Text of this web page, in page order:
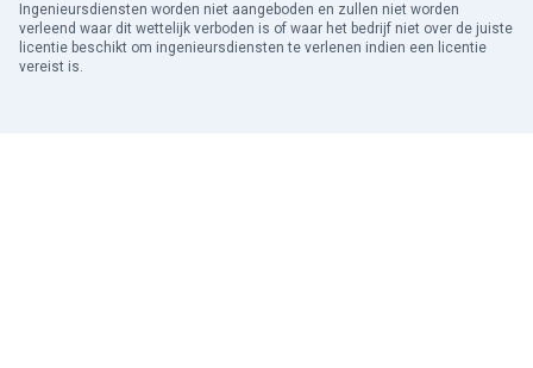
Ingenieursdiensten worden niet aangeboden en zullen niet worden
verleend waar dit wettelijk verboden is of waar het bedrijf niet over de juiste
licentie beschikt om ingenieursdiensten te verlenen indien een licentie
vereist is.